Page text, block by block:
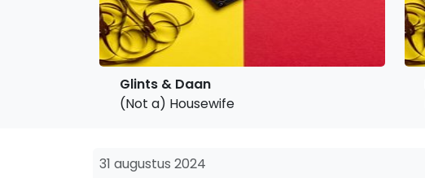
Glints & Daan
(Not a) Housewife
31 augustus 2024